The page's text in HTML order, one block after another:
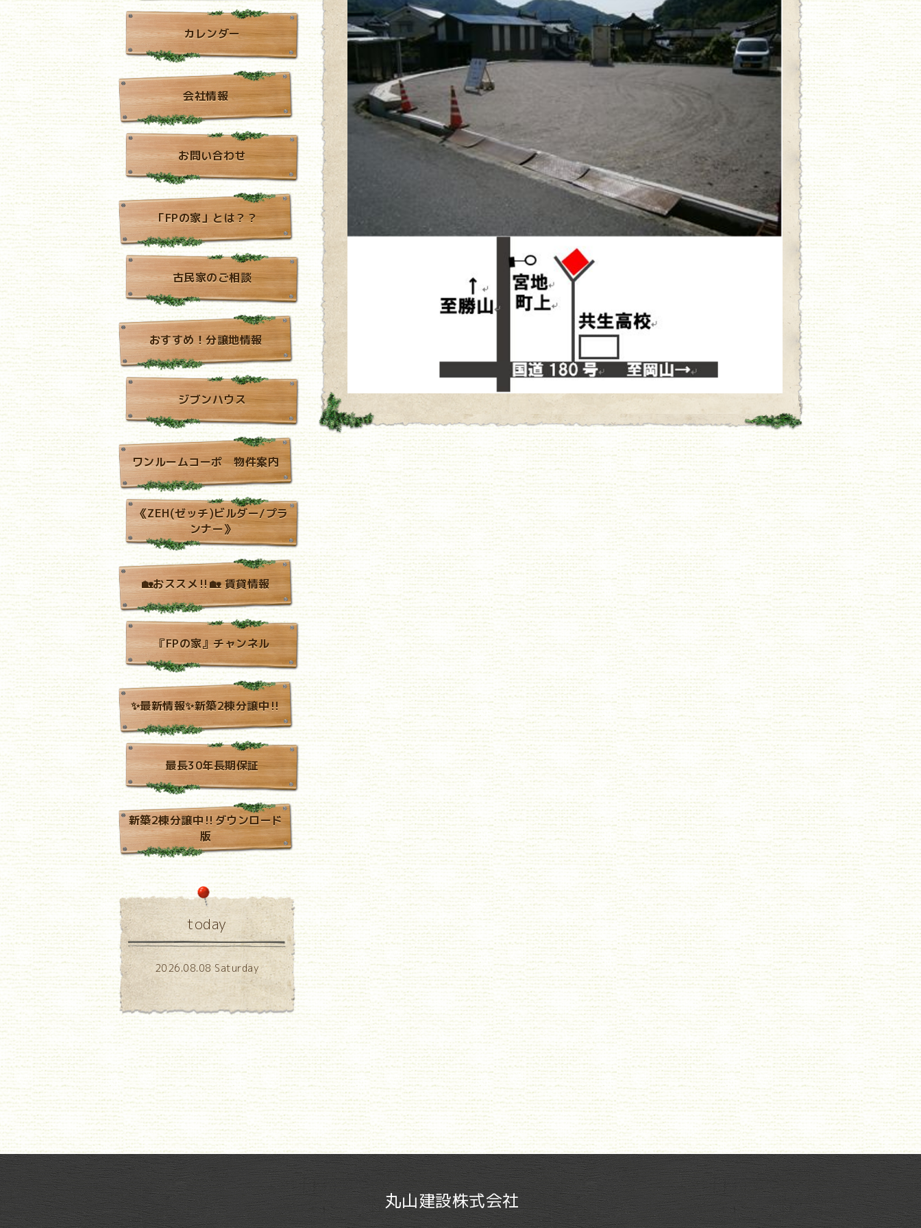
カレンダー
会社情報
お問い合わせ
「FPの家」とは？？
古民家のご相談
おすすめ！分譲地情報
ジブンハウス
ワンルームコーポ 物件案内
《ZEH(ゼッチ)ビルダー/プラ
ンナー》
🏡おススメ‼🏡 賃貸情報
『FPの家』チャンネル
✨最新情報✨新築2棟分譲中‼
最長30年長期保証
新築2棟分譲中‼ダウンロード
版
today
2026.08.08 Saturday
丸山建設株式会社